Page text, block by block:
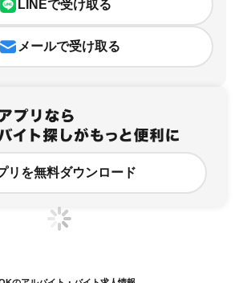
LINEで受け取る
メールで受け取る
リを無料ダウンロード